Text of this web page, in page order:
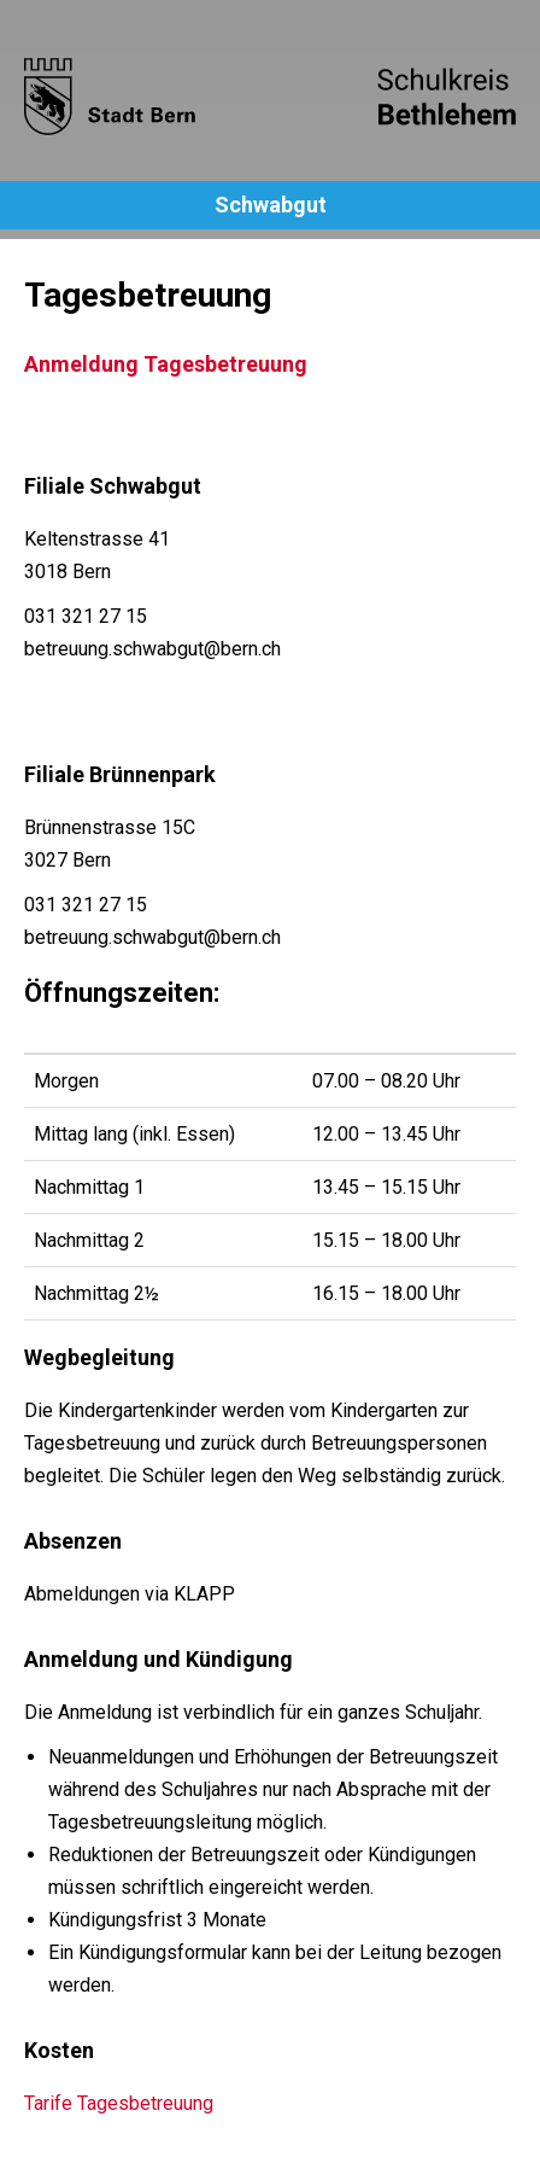
Schwabgut
Tagesbetreuung
Anmeldung Tagesbetreuung
Filiale Schwabgut
Keltenstrasse 41
3018 Bern
031 321 27 15
betreuung.schwabgut@bern.ch
Filiale Brünnenpark
Brünnenstrasse 15C
3027 Bern
031 321 27 15
betreuung.schwabgut@bern.ch
Öffnungszeiten:
Morgen 07.00 – 08.20 Uhr
Mittag lang (inkl. Essen) 12.00 – 13.45 Uhr
Nachmittag 1 13.45 – 15.15 Uhr
Nachmittag 2 15.15 – 18.00 Uhr
Nachmittag 2½ 16.15 – 18.00 Uhr
Wegbegleitung
Die Kindergartenkinder werden vom Kindergarten zur
Tagesbetreuung und zurück durch Betreuungspersonen
begleitet. Die Schüler legen den Weg selbständig zurück.
Absenzen
Abmeldungen via KLAPP
Anmeldung und Kündigung
Die Anmeldung ist verbindlich für ein ganzes Schuljahr.
Neuanmeldungen und Erhöhungen der Betreuungszeit
während des Schuljahres nur nach Absprache mit der
Tagesbetreuungsleitung möglich.
Reduktionen der Betreuungszeit oder Kündigungen
müssen schriftlich eingereicht werden.
Kündigungsfrist 3 Monate
Ein Kündigungsformular kann bei der Leitung bezogen
werden.
Kosten
Tarife Tagesbetreuung